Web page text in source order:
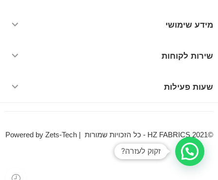
מידע שימושי
שירות לקוחות
שעות פעילות
©HZ FABRICS 2021 - כל הזכויות שמורות | Powered by Zets-Tech
זקוק לעזרה?